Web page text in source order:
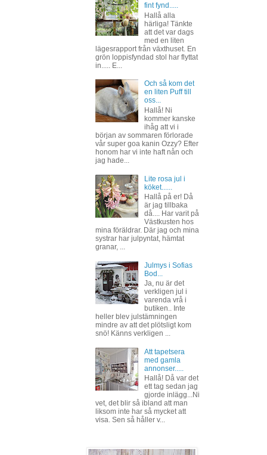
fint fynd.....
Hallå alla
härliga! Tänkte
att det var dags
med en liten
lägesrapport från växthuset. En
grön loppisfyndad stol har flyttat
in..... E...
Och så kom det
en liten Puff till
oss...
Hallå! Ni
kommer kanske
ihåg att vi i
början av sommaren förlorade
vår super goa kanin Ozzy? Efter
honom har vi inte haft nån och
jag hade...
Lite rosa jul i
köket......
Hallå på er! Då
är jag tillbaka
då.... Har varit på
Västkusten hos
mina föräldrar. Där jag och mina
systrar har julpyntat, hämtat
granar, ...
Julmys i Sofias
Bod...
Ja, nu är det
verkligen jul i
varenda vrå i
butiken.. Inte
heller blev julstämningen
mindre av att det plötsligt kom
snö! Känns verkligen ...
Att tapetsera
med gamla
annonser.....
Hallå! Då var det
ett tag sedan jag
gjorde inlägg...Ni
vet, det blir så ibland att man
liksom inte har så mycket att
visa. Sen så håller v...